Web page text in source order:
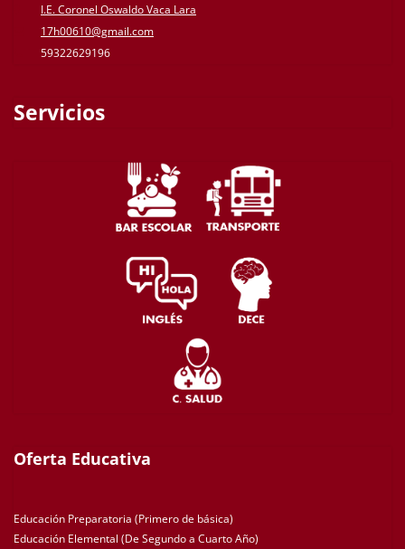
I.E. Coronel Oswaldo Vaca Lara
17h00610@gmail.com
59322629196
Servicios
Oferta Educativa
Educación Preparatoria (Primero de básica)
Educación Elemental (De Segundo a Cuarto Año)